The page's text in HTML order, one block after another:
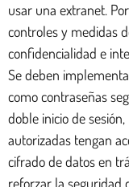
usar una extranet.
controles y medidas
confidencialidad e
Se deben
como contraseñas
doble inicio de
autorizadas tengan
cifrado de datos en
reforzar la seguridad